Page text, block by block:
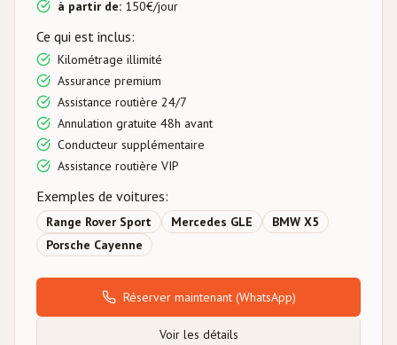
à partir de: 150€/jour
Ce qui est inclus:
Kilométrage illimité
Assurance premium
Assistance routière 24/7
Annulation gratuite 48h avant
Conducteur supplémentaire
Assistance routière VIP
Exemples de voitures:
Range Rover Sport Mercedes GLE
BMW X5
Porsche Cayenne
Réserver maintenant(WhatsApp)
Voir les détails